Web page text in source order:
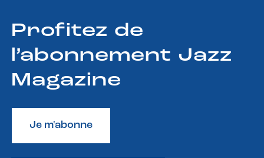
Profitez de
l’abonnement Jazz
Magazine
Je m'abonne